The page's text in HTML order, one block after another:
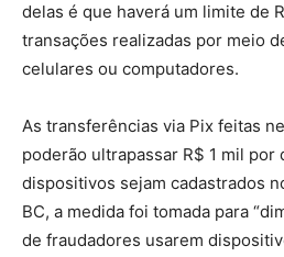
delas é que haverá um limite de
transações realizadas por meio
celulares ou computadores.
As transferências via Pix feitas
poderão ultrapassar R$ 1 mil por
dispositivos sejam cadastrados
BC, a medida foi tomada para
de fraudadores usarem